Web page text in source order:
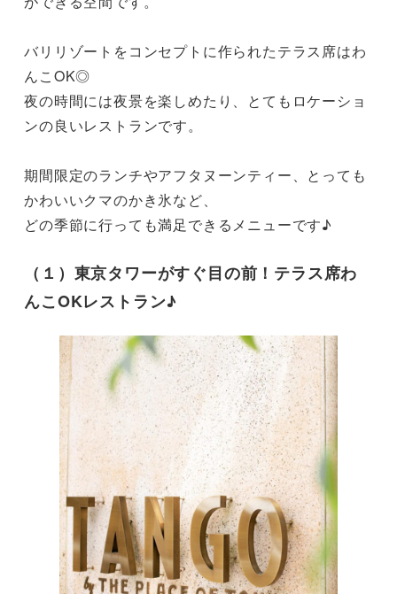
バリリゾートをコンセプトに作られたテラス席はわ
んこOK◎
夜の時間には夜景を楽しめたり、とてもロケーショ
ンの良いレストランです。
期間限定のランチやアフタヌーンティー、とっても
かわいいクマのかき氷など、
どの季節に行っても満足できるメニューです♪
（１）東京タワーがすぐ目の前！テラス席わ
んこOKレストラン♪